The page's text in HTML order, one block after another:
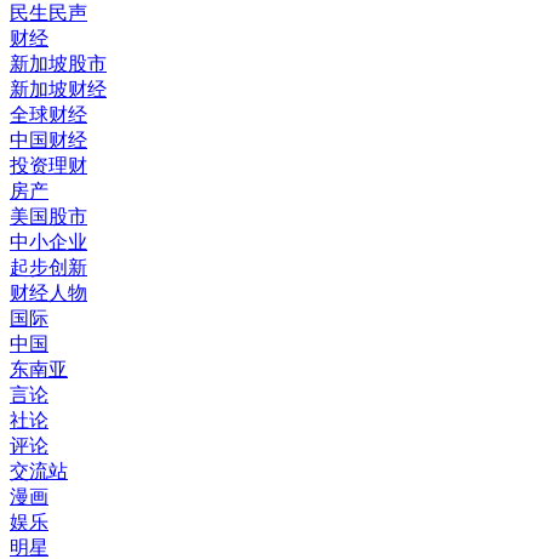
民生民声
财经
新加坡股市
新加坡财经
全球财经
中国财经
投资理财
房产
美国股市
中小企业
起步创新
财经人物
国际
中国
东南亚
言论
社论
评论
交流站
漫画
娱乐
明星